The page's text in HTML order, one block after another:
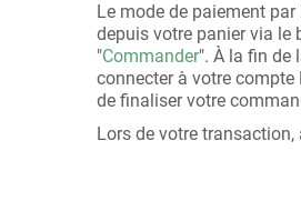
Le mode de paiement
depuis votre panier via le
"Commander". À la fin de
connecter à votre
de finaliser votre
Lors de votre